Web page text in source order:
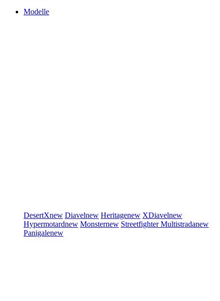
Modelle
DesertXnew Diavelnew Heritagenew XDiavelnew
Hypermotardnew Monsternew StreetfighterMultistradanew
Panigalenew